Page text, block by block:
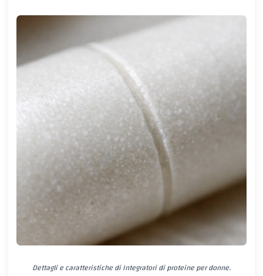
Dettagli e caratteristiche di Integratori di proteine per donne.